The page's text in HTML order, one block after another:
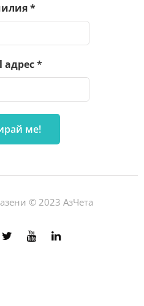
*
адрес*
© 2023 АзЧета